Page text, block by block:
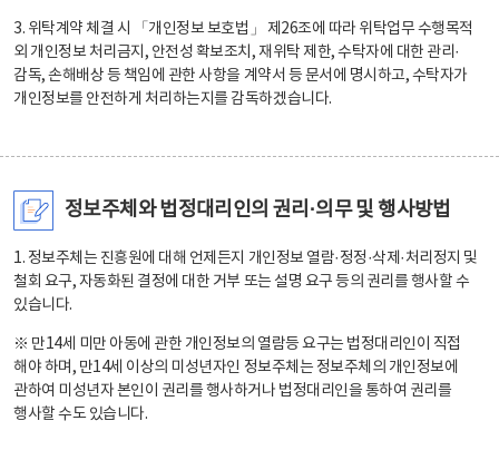
3. 위탁계약 체결 시 「개인정보 보호법」 제26조에 따라 위탁업무 수행목적
외 개인정보 처리금지, 안전성 확보조치, 재위탁 제한, 수탁자에 대한 관리·
감독, 손해배상 등 책임에 관한 사항을 계약서 등 문서에 명시하고, 수탁자가
개인정보를 안전하게 처리하는지를 감독하겠습니다.
정보주체와 법정대리인의 권리·의무 및 행사방법
1. 정보주체는 진흥원에 대해 언제든지 개인정보 열람·정정·삭제·처리정지 및
철회 요구, 자동화된 결정에 대한 거부 또는 설명 요구 등의 권리를 행사할 수
있습니다.
※ 만14세 미만 아동에 관한 개인정보의 열람등 요구는 법정대리인이 직접
해야 하며, 만14세 이상의 미성년자인 정보주체는 정보주체의 개인정보에
관하여 미성년자 본인이 권리를 행사하거나 법정대리인을 통하여 권리를
행사할 수도 있습니다.